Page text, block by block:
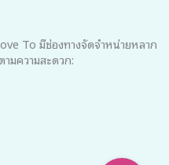
To มีช่องทางจัดจำหน่ายหลาก
มความสะดวก: